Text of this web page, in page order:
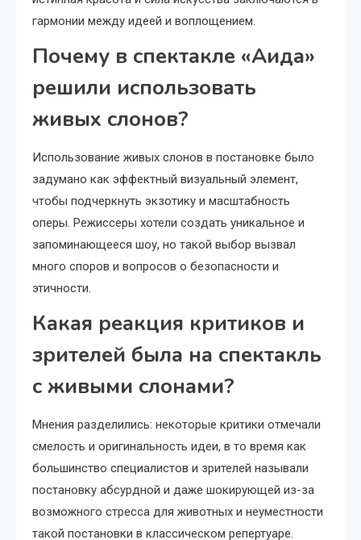
гармонии между идеей и воплощением.
Почему в спектакле «Аида»
решили использовать
живых слонов?
Использование живых слонов в постановке было
задумано как эффектный визуальный элемент,
чтобы подчеркнуть экзотику и масштабность
оперы. Режиссеры хотели создать уникальное и
запоминающееся шоу, но такой выбор вызвал
много споров и вопросов о безопасности и
этичности.
Какая реакция критиков и
зрителей была на спектакль
с живыми слонами?
Мнения разделились: некоторые критики отмечали
смелость и оригинальность идеи, в то время как
большинство специалистов и зрителей называли
постановку абсурдной и даже шокирующей из-за
возможного стресса для животных и неуместности
такой постановки в классическом репертуаре.